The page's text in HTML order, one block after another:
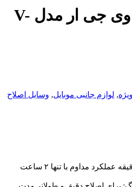
ماشین اصلاح وی جی ار مدل V-
, لوازم جانبی موبایل, وسایل اصلاح
باتری قدرتمند: ۲۰۰ دقیقه عملکرد مداوم با تنها ۲ ساعت